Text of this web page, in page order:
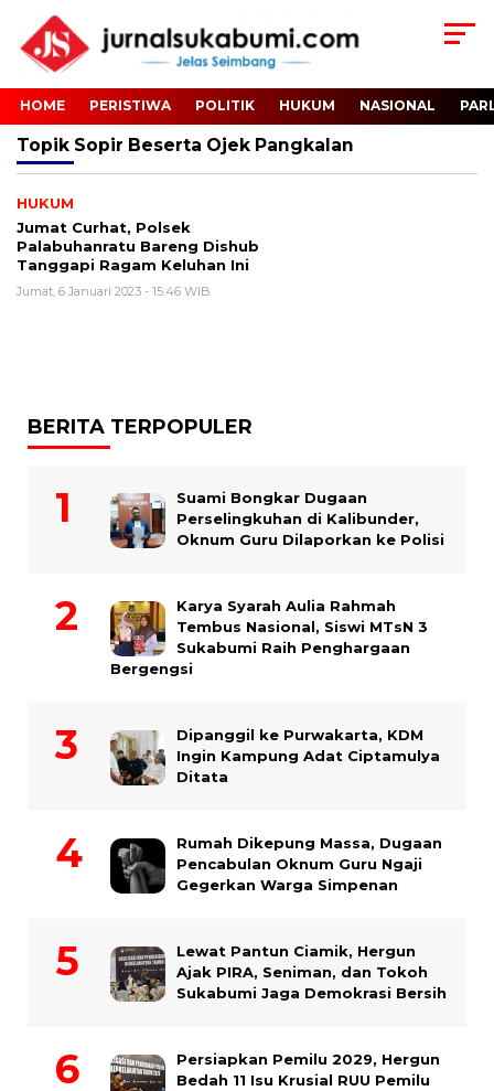
HOME PERISTIWA POLITIK HUKUM NASIONAL
Topik Sopir Beserta Ojek Pangkalan
HUKUM
Jumat Curhat, Polsek
Palabuhanratu Bareng Dishub
Tanggapi Ragam Keluhan Ini
Jumat, 6 Januari 2023 - 15:46 WIB
BERITA TERPOPULER
Suami Bongkar Dugaan
Perselingkuhan di Kalibunder,
Oknum Guru Dilaporkan ke Polisi
Karya Syarah Aulia Rahmah
Tembus Nasional, Siswi MTsN 3
Sukabumi Raih Penghargaan
Bergengsi
Dipanggil ke Purwakarta, KDM
Ingin Kampung Adat Ciptamulya
Ditata
Rumah Dikepung Massa, Dugaan
Pencabulan Oknum Guru Ngaji
Gegerkan Warga Simpenan
Lewat Pantun Ciamik, Hergun
Ajak PIRA, Seniman, dan Tokoh
Sukabumi Jaga Demokrasi Bersih
Persiapkan Pemilu 2029, Hergun
Bedah 11 Isu Krusial RUU Pemilu